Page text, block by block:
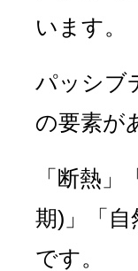
います。
パッシブ
の要素が
「断熱
期)」「
です。